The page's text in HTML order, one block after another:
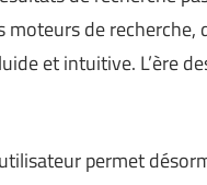
moteurs de
et intuitive. L’ère
permet